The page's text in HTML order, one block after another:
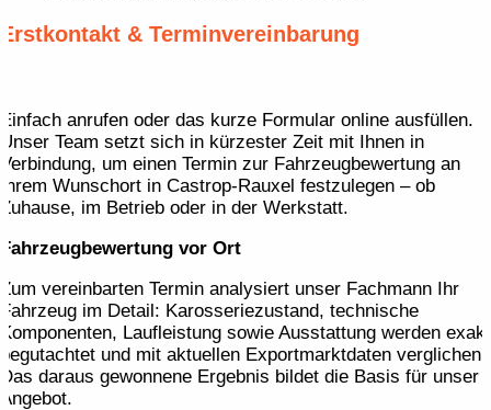
Erstkontakt & Terminvereinbarung
Einfach anrufen oder das kurze Formular online ausfüllen.
Unser Team setzt sich in kürzester Zeit mit Ihnen in
Verbindung, um einen Termin zur Fahrzeugbewertung an
Ihrem Wunschort in Castrop-Rauxel festzulegen – ob
Zuhause, im Betrieb oder in der Werkstatt.
Fahrzeugbewertung vor Ort
Zum vereinbarten Termin analysiert unser Fachmann Ihr
Fahrzeug im Detail: Karosseriezustand, technische
Komponenten, Laufleistung sowie Ausstattung werden exakt
begutachtet und mit aktuellen Exportmarktdaten verglichen.
Das daraus gewonnene Ergebnis bildet die Basis für unser
Angebot.